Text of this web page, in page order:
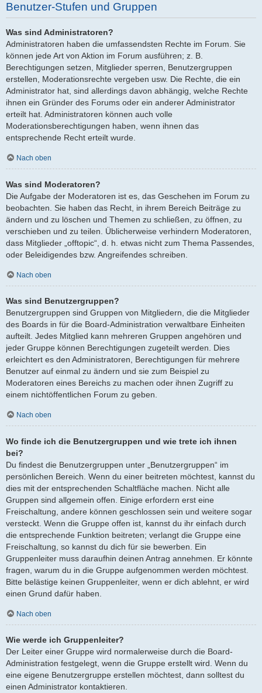
Benutzer-Stufen und Gruppen
Was sind Administratoren?
Administratoren haben die umfassendsten Rechte im Forum. Sie
können jede Art von Aktion im Forum ausführen; z. B.
Berechtigungen setzen, Mitglieder sperren, Benutzergruppen
erstellen, Moderationsrechte vergeben usw. Die Rechte, die ein
Administrator hat, sind allerdings davon abhängig, welche Rechte
ihnen ein Gründer des Forums oder ein anderer Administrator
erteilt hat. Administratoren können auch volle
Moderationsberechtigungen haben, wenn ihnen das
entsprechende Recht erteilt wurde.
Nach oben
Was sind Moderatoren?
Die Aufgabe der Moderatoren ist es, das Geschehen im Forum zu
beobachten. Sie haben das Recht, in ihrem Bereich Beiträge zu
ändern und zu löschen und Themen zu schließen, zu öffnen, zu
verschieben und zu teilen. Üblicherweise verhindern Moderatoren,
dass Mitglieder „offtopic“, d. h. etwas nicht zum Thema Passendes,
oder Beleidigendes bzw. Angreifendes schreiben.
Nach oben
Was sind Benutzergruppen?
Benutzergruppen sind Gruppen von Mitgliedern, die die Mitglieder
des Boards in für die Board-Administration verwaltbare Einheiten
aufteilt. Jedes Mitglied kann mehreren Gruppen angehören und
jeder Gruppe können Berechtigungen zugeteilt werden. Dies
erleichtert es den Administratoren, Berechtigungen für mehrere
Benutzer auf einmal zu ändern und sie zum Beispiel zu
Moderatoren eines Bereichs zu machen oder ihnen Zugriff zu
einem nichtöffentlichen Forum zu geben.
Nach oben
Wo finde ich die Benutzergruppen und wie trete ich ihnen
bei?
Du findest die Benutzergruppen unter „Benutzergruppen“ im
persönlichen Bereich. Wenn du einer beitreten möchtest, kannst du
dies mit der entsprechenden Schaltfläche machen. Nicht alle
Gruppen sind allgemein offen. Einige erfordern erst eine
Freischaltung, andere können geschlossen sein und weitere sogar
versteckt. Wenn die Gruppe offen ist, kannst du ihr einfach durch
die entsprechende Funktion beitreten; verlangt die Gruppe eine
Freischaltung, so kannst du dich für sie bewerben. Ein
Gruppenleiter muss daraufhin deinen Antrag annehmen. Er könnte
fragen, warum du in die Gruppe aufgenommen werden möchtest.
Bitte belästige keinen Gruppenleiter, wenn er dich ablehnt, er wird
einen Grund dafür haben.
Nach oben
Wie werde ich Gruppenleiter?
Der Leiter einer Gruppe wird normalerweise durch die Board-
Administration festgelegt, wenn die Gruppe erstellt wird. Wenn du
eine eigene Benutzergruppe erstellen möchtest, dann solltest du
einen Administrator kontaktieren.